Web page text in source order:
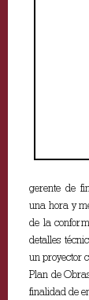
gerente de
una hora y
de la
detalles
un proyector
Plan de
finalidad de